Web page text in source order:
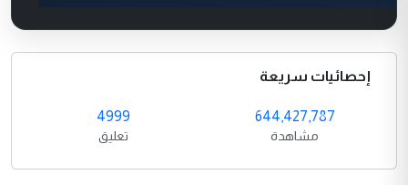
إحصائيات سريعة
644,427,787
مشاهدة
4999
تعليق